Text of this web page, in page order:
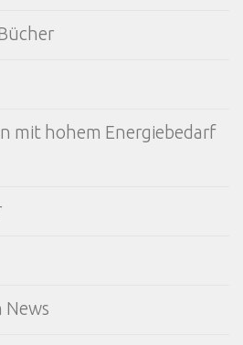
mit hohem Energiebedarf
News